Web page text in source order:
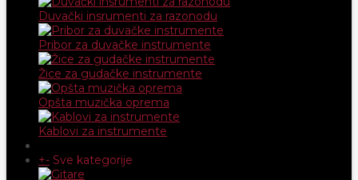
Duvački insrumenti za razonodu
Pribor za duvačke instrumente
Žice za gudačke instrumente
Opšta muzička oprema
Kablovi za instrumente
+- Sve kategorije